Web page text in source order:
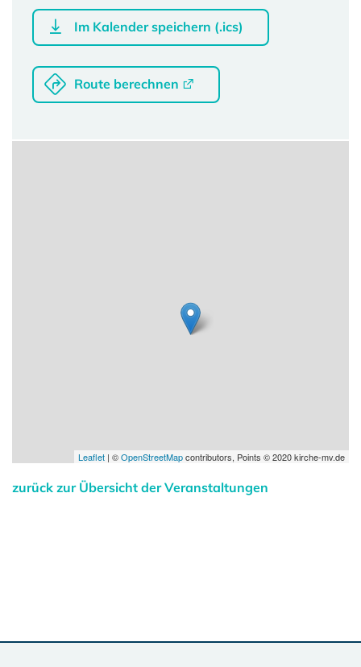
Im Kalender speichern (.ics)
Route berechnen
Leaflet | ©OpenStreetMapcontributors, Points © 2020 kirche-mv.de
zurück zur Übersicht der Veranstaltungen